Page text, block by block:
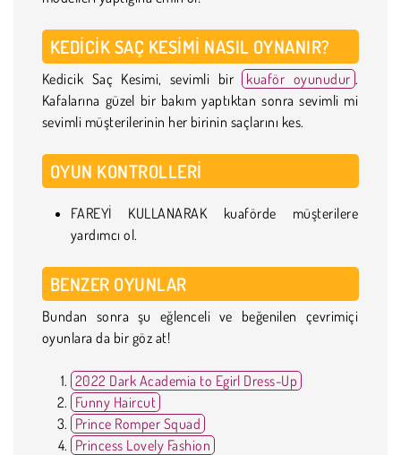
KEDICIK SAÇ KESIMI NASIL OYNANIR?
Kedicik Saç Kesimi, sevimli bir kuaför oyunudur .
Kafalarına güzel bir bakım yaptıktan sonra sevimli mi
sevimli müşterilerinin her birinin saçlarını kes.
OYUN KONTROLLERI
FAREYİ KULLANARAK kuaförde müşterilere
yardımcı ol.
BENZER OYUNLAR
Bundan sonra şu eğlenceli ve beğenilen çevrimiçi
oyunlara da bir göz at!
2022 Dark Academia to Egirl Dress-Up
Funny Haircut
Prince Romper Squad
Princess Lovely Fashion